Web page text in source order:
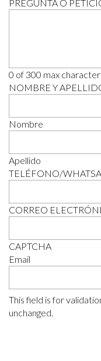
PREGUNTA O
0 of 300 max
NOMBRE Y
Nombre
Apellido
TELÉFONO/
CORREO
CAPTCHA
Email
This field is for
unchanged.